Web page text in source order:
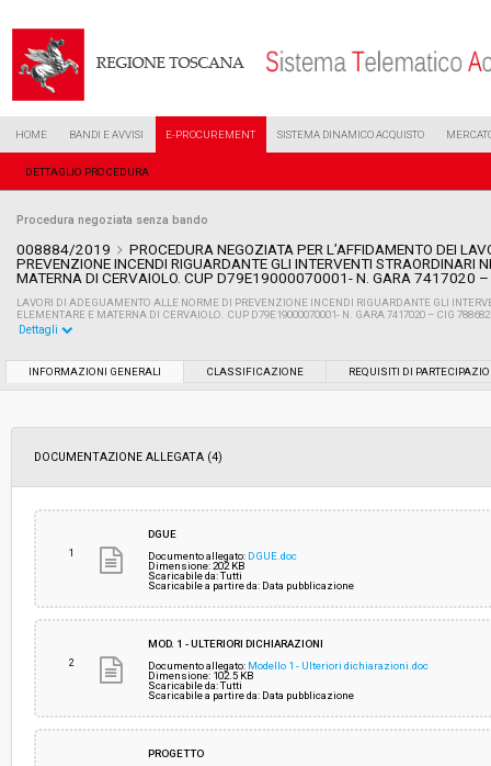
HOME BANDI E AVVISI E-PROCUREMENT SISTEMA DINAMICO ACQUISTO
DETTAGLIO PROCEDURA
Procedura negoziata senza bando
008884/2019
PROCEDURA NEGOZIATA PER L’AFFIDAMENTO DEI
PREVENZIONE INCENDI RIGUARDANTE GLI INTERVENTI STRAORDINARI
MATERNA DI CERVAIOLO. CUP D79E19000070001- N. GARA 7417020
LAVORI DI ADEGUAMENTO ALLE NORME DI PREVENZIONE INCENDI RIGUARDANTE GLI
ELEMENTARE E MATERNA DI CERVAIOLO. CUP D79E19000070001- N. GARA 7417020 – CIG
Data pubblicazione:
Svolgimento:
Responsabile attuale:
CENTRALE UNICA DI COMMITTENZA TRA I
CARRARA, AULLA E MONTIGNOSO
Dettagli
INFORMAZIONI GENERALI CLASSIFICAZIONE REQUISITI DI
DOCUMENTAZIONE ALLEGATA (4)
1
DGUE
Documento allegato: DGUE.doc
Dimensione: 202 KB
Scaricabile da: Tutti
Scaricabile a partire da: Data pubblicazione
2
MOD. 1 - ULTERIORI DICHIARAZIONI
Documento allegato: Modello 1 - Ulteriori dichiarazioni.doc
Dimensione: 102.5 KB
Scaricabile da: Tutti
Scaricabile a partire da: Data pubblicazione
PROGETTO